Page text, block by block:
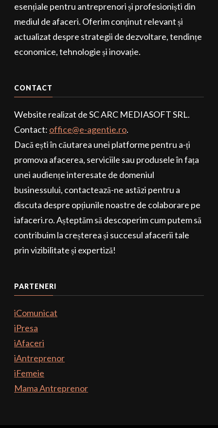
esențiale pentru antreprenori și profesioniști din
mediul de afaceri. Oferim conținut relevant și
actualizat despre strategii de dezvoltare, tendințe
economice, tehnologie și inovație.
CONTACT
Website realizat de SC ARC MEDIASOFT SRL.
Contact: office@e-agentie.ro.
Dacă ești în căutarea unei platforme pentru a-ți
promova afacerea, serviciile sau produsele în fața
unei audiențe interesate de domeniul
businessului, contactează-ne astăzi pentru a
discuta despre opțiunile noastre de colaborare pe
iafaceri.ro. Așteptăm să descoperim cum putem să
contribuim la creșterea și succesul afacerii tale
prin vizibilitate și expertiză!
PARTENERI
iComunicat
iPresa
iAfaceri
iAntreprenor
iFemeie
Mama Antreprenor